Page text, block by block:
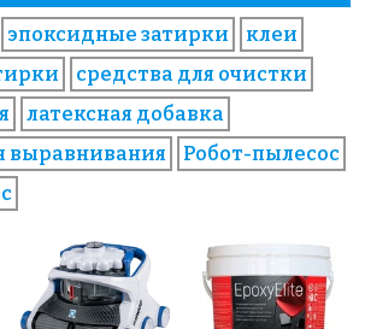
эпоксидные затирки
клеи
средства для очистки
латексная добавка
выравнивания
Робот-пылесос